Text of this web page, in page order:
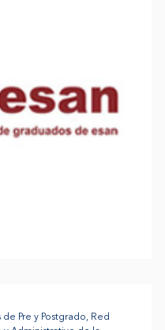
Pre y Postgrado, Red